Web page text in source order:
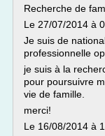
Recherche de
Le 27/07/2014 à
Je suis de
professionnelle
je suis à la
pour poursuivre
vie de famille.
merci!
Le 16/08/2014 à